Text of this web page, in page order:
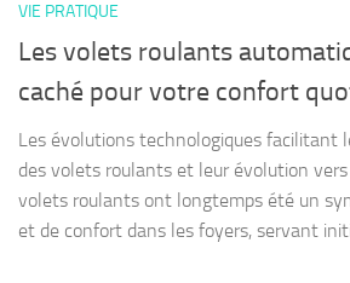
VIE PRATIQUE
Les volets roulants
caché pour votre confort
Les évolutions technologiques facilitant
des volets roulants et leur évolution
volets roulants ont longtemps été un
et de confort dans les foyers, servant